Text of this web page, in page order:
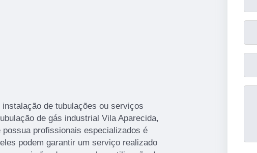
de tubulações ou serviços
de gás industrial Vila Aparecida,
profissionais especializados é
podem garantir um serviço realizado